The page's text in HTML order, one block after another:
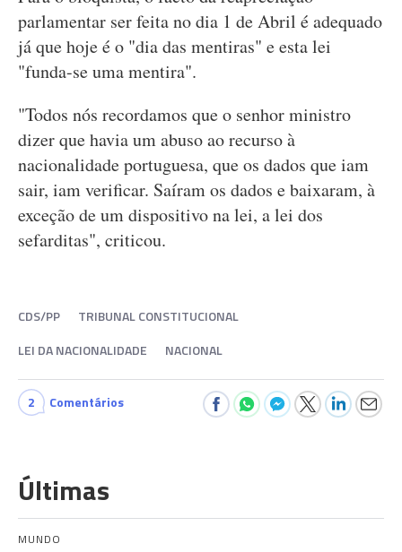
parlamentar ser feita no dia 1 de Abril é adequado
já que hoje é o "dia das mentiras" e esta lei
"funda-se uma mentira".
"Todos nós recordamos que o senhor ministro
dizer que havia um abuso ao recurso à
nacionalidade portuguesa, que os dados que iam
sair, iam verificar. Saíram os dados e baixaram, à
exceção de um dispositivo na lei, a lei dos
sefarditas", criticou.
CDS/PP
TRIBUNAL CONSTITUCIONAL
LEI DA NACIONALIDADE
NACIONAL
2 Comentários
Últimas
MUNDO